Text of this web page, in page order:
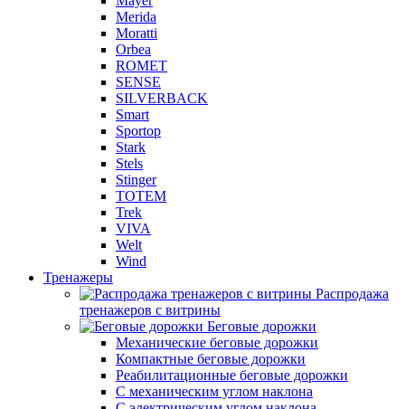
Merida
Moratti
Orbea
ROMET
SENSE
SILVERBACK
Smart
Sportop
Stark
Stels
Stinger
TOTEM
Trek
VIVA
Welt
Wind
Тренажеры
Распродажа
тренажеров с витрины
Беговые дорожки
Механические беговые дорожки
Компактные беговые дорожки
Реабилитационные беговые дорожки
С механическим углом наклона